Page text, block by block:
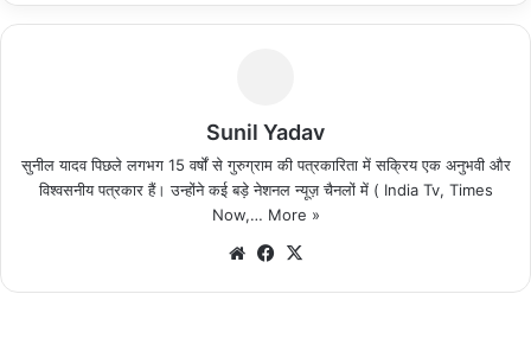
Sunil Yadav
सुनील यादव पिछले लगभग 15 वर्षों से गुरुग्राम की पत्रकारिता में सक्रिय एक अनुभवी और
विश्वसनीय पत्रकार हैं। उन्होंने कई बड़े नेशनल न्यूज़ चैनलों में ( India Tv, Times
Now,… More »
We Fa